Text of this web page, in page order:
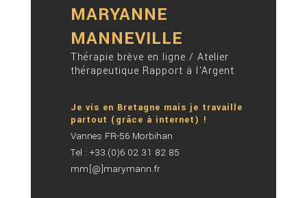
MARYANNE
MANNEVILLE
Thérapie brève en ligne / Atelier
thérapeutique Rapport à l'Argent
Je vis en Bretagne mais je travaille
partout (grâce à internet) !
Vannes FR-56 Morbihan
Tel : +33.(0)6 02 31 82 85
mm[@]marymann.fr